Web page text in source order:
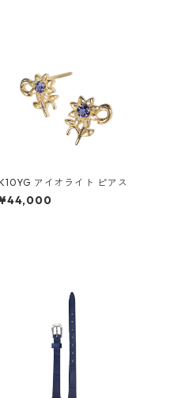
アイオライト ピアス
¥44,000